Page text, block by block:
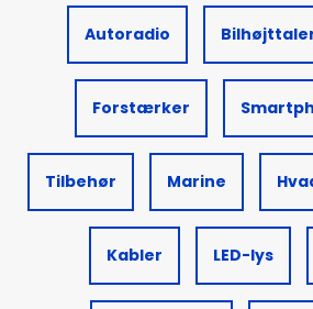
Autoradio
Forstærker
Tilbehør Marine
Kabler LED-lys